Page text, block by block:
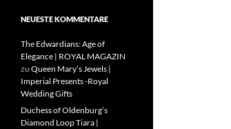
NEUESTE KOMMENTARE
The Edwardians: Age of
Elegance | ROYAL MAGAZIN
zu Queen Mary’s Jewels |
Imperial Presents -Royal
Wedding Gifts
Duchess of Oldenburg’s
Diamond Loop Tiara |